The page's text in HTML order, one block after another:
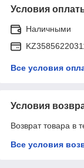
Условия
Наличными
Все условия
Условия
Возврат товара в
Все условия